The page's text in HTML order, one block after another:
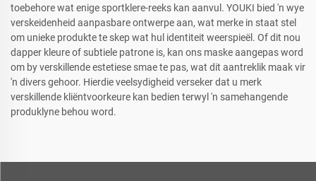
toebehore wat enige sportklere-reeks kan aanvul. YOUKI bied 'n wye
verskeidenheid aanpasbare ontwerpe aan, wat merke in staat stel
om unieke produkte te skep wat hul identiteit weerspieël. Of dit nou
dapper kleure of subtiele patrone is, kan ons maske aangepas word
om by verskillende estetiese smae te pas, wat dit aantreklik maak vir
'n divers gehoor. Hierdie veelsydigheid verseker dat u merk
verskillende kliëntvoorkeure kan bedien terwyl 'n samehangende
produklyne behou word.